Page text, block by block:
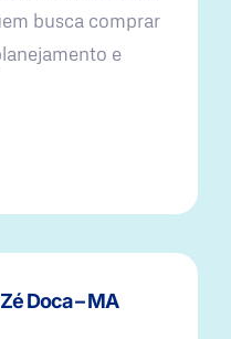
busca comprar
e
Doca – MA